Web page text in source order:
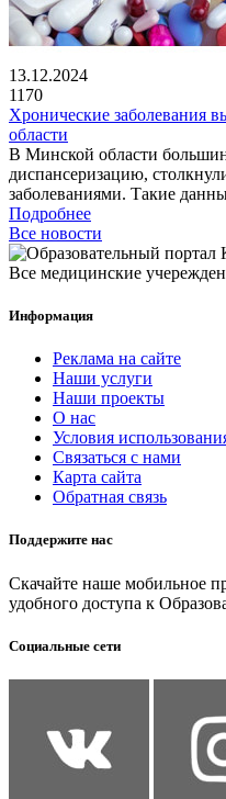
13.12.2024
1170
Хронические заболевания
области
В Минской области
диспансеризацию,
заболеваниями. Такие
Подробнее
Все новости
Все медицинские
Информация
Реклама на сайте
Наши услуги
Наши проекты
О нас
Условия
Связаться с нами
Карта сайта
Обратная связь
Поддержите нас
Скачайте наше мобильное
удобного доступа к
Социальные сети